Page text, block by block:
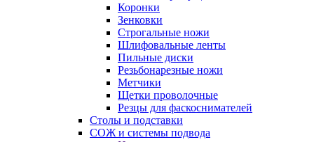
Коронки
Зенковки
Строгальные ножи
Шлифовальные ленты
Пильные диски
Резьбонарезные ножи
Метчики
Щетки проволочные
Резцы для фаскоснимателей
Столы и подставки
СОЖ и системы подвода